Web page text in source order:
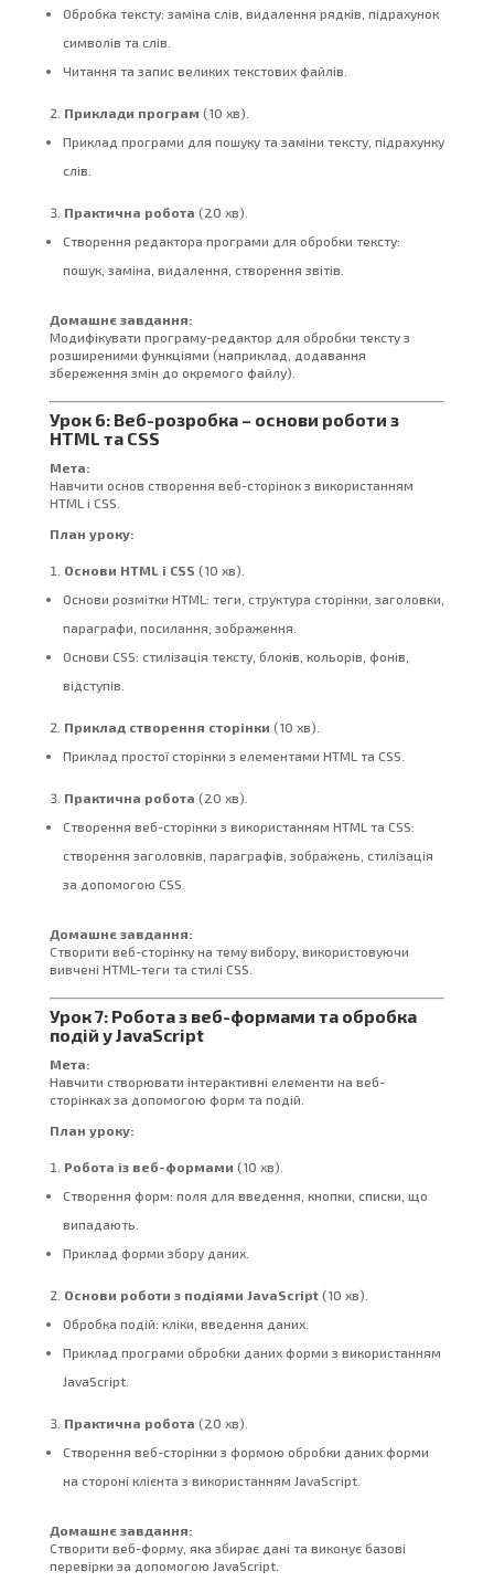
Обробка тексту: заміна слів, видалення рядків, підрахунок
символів та слів.
Читання та запис великих текстових файлів.
Приклади програм (10 хв).
Приклад програми для пошуку та заміни тексту, підрахунку
слів.
Практична робота (20 хв).
Створення редактора програми для обробки тексту:
пошук, заміна, видалення, створення звітів.
Домашнє завдання:
Модифікувати програму-редактор для обробки тексту з
розширеними функціями (наприклад, додавання
збереження змін до окремого файлу).
Урок 6: Веб-розробка – основи роботи з
HTML та CSS
Мета:
Навчити основ створення веб-сторінок з використанням
HTML і CSS.
План уроку:
Основи HTML і CSS (10 хв).
Основи розмітки HTML: теги, структура сторінки, заголовки,
параграфи, посилання, зображення.
Основи CSS: стилізація тексту, блоків, кольорів, фонів,
відступів.
Приклад створення сторінки (10 хв).
Приклад простої сторінки з елементами HTML та CSS.
Практична робота (20 хв).
Створення веб-сторінки з використанням HTML та CSS:
створення заголовків, параграфів, зображень, стилізація
за допомогою CSS.
Домашнє завдання:
Створити веб-сторінку на тему вибору, використовуючи
вивчені HTML-теги та стилі CSS.
Урок 7: Робота з веб-формами та обробка
подій у JavaScript
Мета:
Навчити створювати інтерактивні елементи на веб-
сторінках за допомогою форм та подій.
План уроку:
Робота із веб-формами (10 хв).
Створення форм: поля для введення, кнопки, списки, що
випадають.
Приклад форми збору даних.
Основи роботи з подіями JavaScript(10 хв).
Обробка подій: кліки, введення даних.
Приклад програми обробки даних форми з використанням
JavaScript.
Практична робота (20 хв).
Створення веб-сторінки з формою обробки даних форми
на стороні клієнта з використанням JavaScript.
Домашнє завдання:
Створити веб-форму, яка збирає дані та виконує базові
перевірки за допомогою JavaScript.